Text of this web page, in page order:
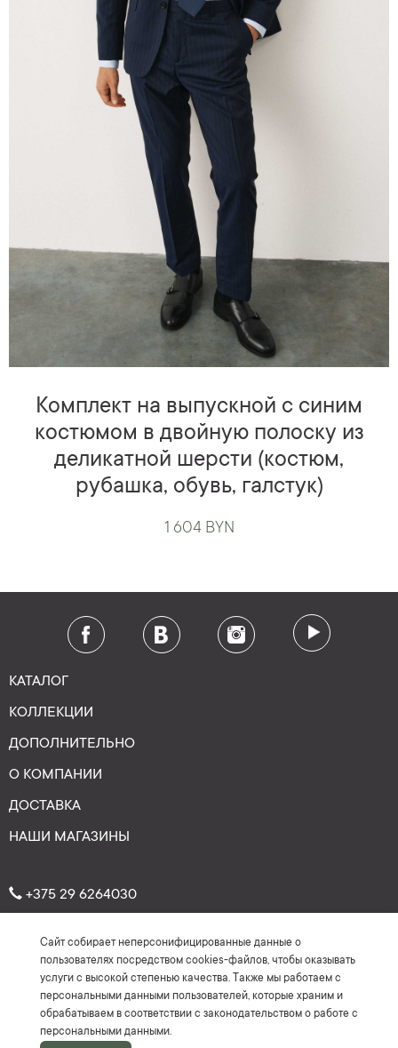
Комплект на выпускной с синим
костюмом в двойную полоску из
деликатной шерсти (костюм,
рубашка, обувь, галстук)
1 604 BYN
КАТАЛОГ
КОЛЛЕКЦИИ
ДОПОЛНИТЕЛЬНО
О КОМПАНИИ
ДОСТАВКА
НАШИ МАГАЗИНЫ
+375 29 6264030
Рейтинг: 4.7 ★ ★★ ★★
(На основе более 150 отзывов)
Сайт собирает неперсонифицированные данные о
пользователях посредством cookies-файлов, чтобы оказывать
услуги с высокой степенью качества. Также мы работаем с
персональными данными пользователей, которые храним и
обрабатываем в соответствии с законодательством о работе с
персональными данными.